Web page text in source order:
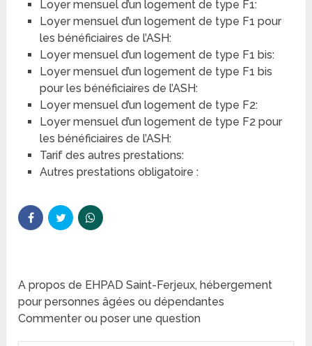
Loyer mensuel d’un logement de type F1:
Loyer mensuel d’un logement de type F1 pour
les bénéficiaires de l’ASH:
Loyer mensuel d’un logement de type F1 bis:
Loyer mensuel d’un logement de type F1 bis
pour les bénéficiaires de l’ASH:
Loyer mensuel d’un logement de type F2:
Loyer mensuel d’un logement de type F2 pour
les bénéficiaires de l’ASH:
Tarif des autres prestations:
Autres prestations obligatoire :
A propos de EHPAD Saint-Ferjeux, hébergement
pour personnes âgées ou dépendantes
Commenter ou poser une question